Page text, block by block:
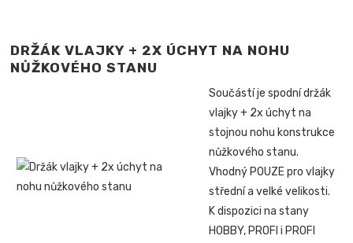
DRŽÁK VLAJKY + 2X ÚCHYT NA NOHU
NŮŽKOVÉHO STANU
Součástí je spodní držák
vlajky + 2x úchyt na
stojnou nohu konstrukce
nůžkového stanu.
Vhodný POUZE pro vlajky
střední a velké velikosti.
K dispozici na stany
HOBBY, PROFI i PROFI